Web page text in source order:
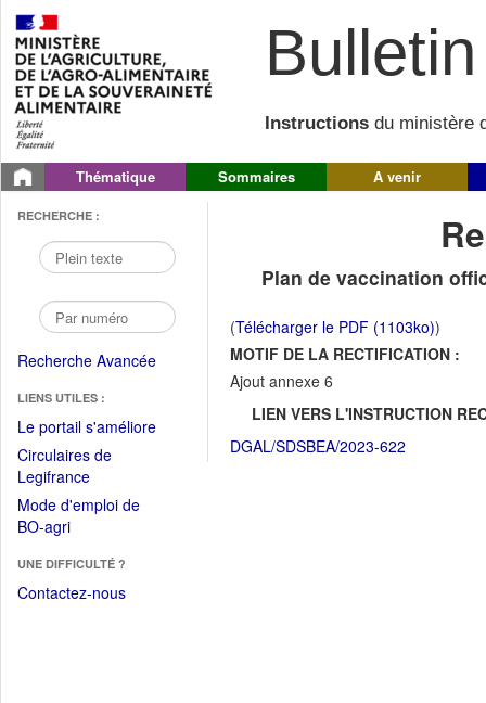
Instructions du ministère
Thématique Sommaires A venir
RECHERCHE :
Recherche Avancée
LIENS UTILES :
Le portail s'améliore(Fichier
Circulaires de
Legifrance(Ouvrir
dans
une
fenêtre)
Mode d'emploi de
BO-agri(Ouvrir
une
nouvelle
UNE DIFFICULTÉ ?
Contactez-nous
Plan de vaccination
(Télécharger le PDF (1103ko))
MOTIF DE LA RECTIFICATION :
Ajout annexe 6
LIEN VERS L'INSTRUCTION
DGAL/SDSBEA/2023-622